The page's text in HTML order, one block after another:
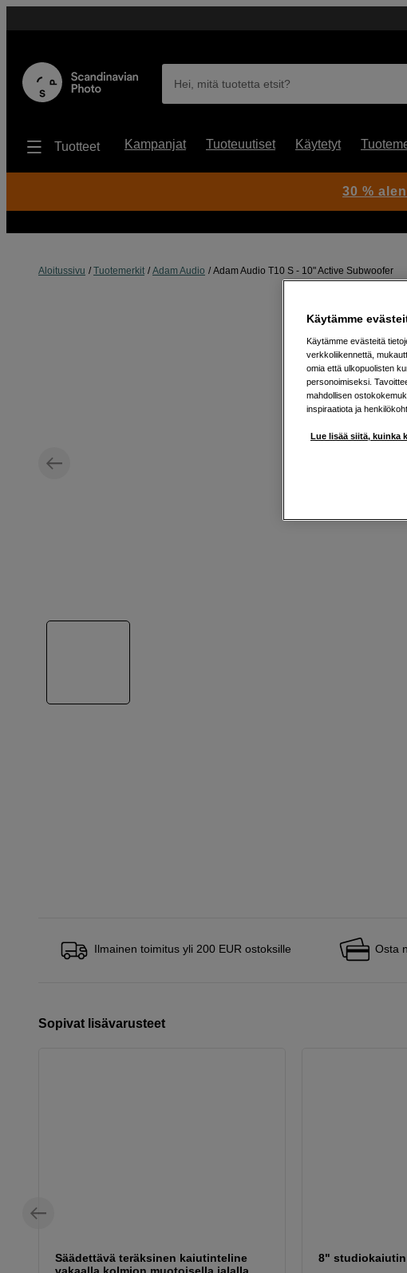
Hei, mitä tuotetta etsit?
Tuotteet Kampanjat Tuoteuutiset Käytetyt
Aloitussivu Tuotemerkit Adam Audio Adam Audio T10 S - 10" Active Subwoofer
Ilmainen toimitus yli 200 EUR ostoksille Osta
Sopivat lisävarusteet
Säädettävä teräksinen kaiutinteline
8"
30 %
Käytämme
Käytämme evästeitä
verkkoliikennettä,
omia että ulkopuolisten
personoimiseksi.
mahdollisen
inspiraatiota ja
Lue lisää siitä, kuinka